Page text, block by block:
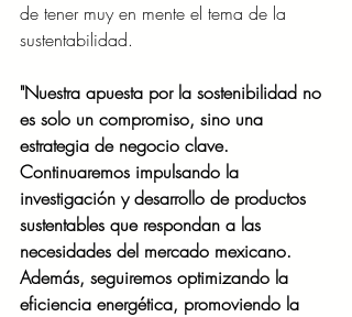
de tener muy en mente el tema de la
sustentabilidad.
"Nuestra apuesta por la sostenibilidad no
es solo un compromiso, sino una
estrategia de negocio clave.
Continuaremos impulsando la
investigación y desarrollo de productos
sustentables que respondan a las
necesidades del mercado mexicano.
Además, seguiremos optimizando la
eficiencia energética, promoviendo la